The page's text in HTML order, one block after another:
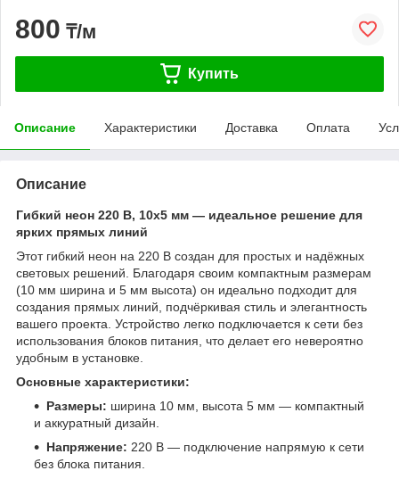
800 ₸/м
Купить
Описание Характеристики Доставка Оплата
Описание
Гибкий неон 220 В, 10x5 мм — идеальное решение для
ярких прямых линий
Этот гибкий неон на 220 В создан для простых и надёжных
световых решений. Благодаря своим компактным размерам
(10 мм ширина и 5 мм высота) он идеально подходит для
создания прямых линий, подчёркивая стиль и элегантность
вашего проекта. Устройство легко подключается к сети без
использования блоков питания, что делает его невероятно
удобным в установке.
Основные характеристики:
Размеры: ширина 10 мм, высота 5 мм — компактный
и аккуратный дизайн.
Напряжение: 220 В — подключение напрямую к сети
без блока питания.